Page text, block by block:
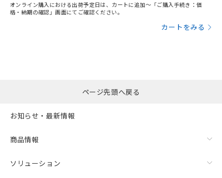
オンライン購入における出荷予定日は、カートに追加～「ご購入手続き：価
格・納期の確認」画面にてご確認ください。
カートをみる
ページ先頭へ戻る
お知らせ・最新情報
商品情報
ソリューション